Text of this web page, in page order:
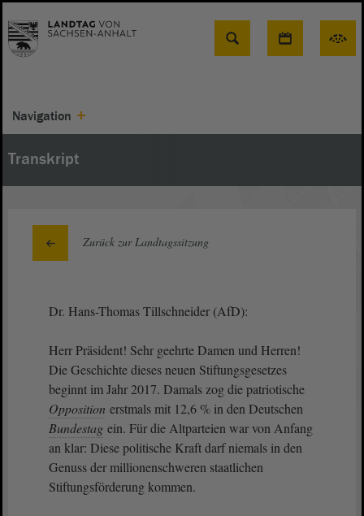
Suche
Navigation
Transkript
Zurück zur Landtagssitzung
Dr. Hans-Thomas Tillschneider (AfD):
Herr Präsident! Sehr geehrte Damen und Herren!
Die Geschichte dieses neuen Stiftungsgesetzes
beginnt im Jahr 2017. Damals zog die patriotische
Opposition erstmals mit 12,6 % in den Deutschen
Bundestag ein. Für die Altparteien war von Anfang
an klar: Diese politische Kraft darf niemals in den
Genuss der millionenschweren staatlichen
Stiftungsförderung kommen.